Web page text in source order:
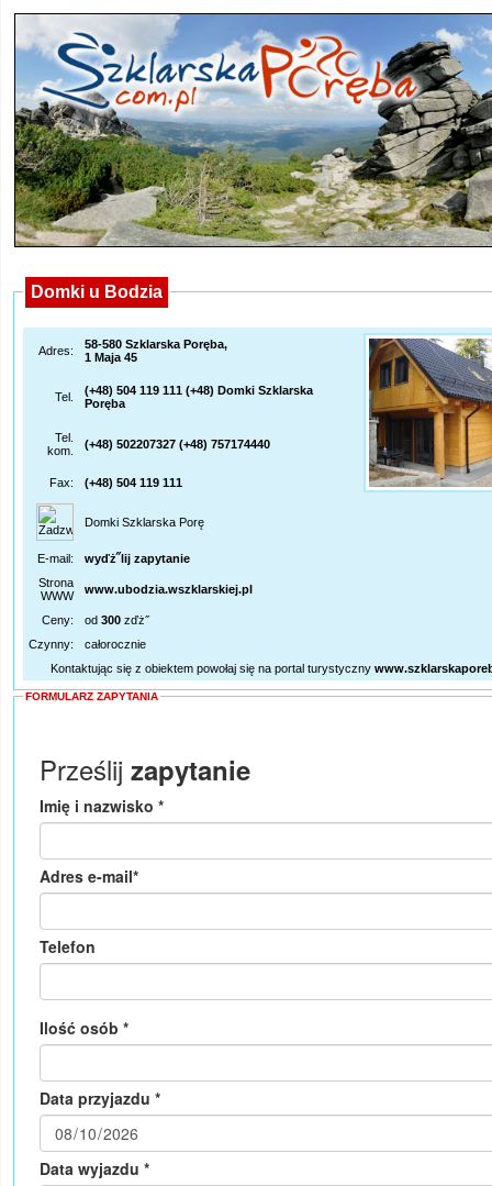
Domki u Bodzia
Adres:
58-580 Szklarska Poręba,
1 Maja 45
Tel.
(+48) 504 119 111 (+48) Domki Szklarska
Poręba
Tel.
kom.
(+48) 502207327 (+48) 757174440
Fax: (+48) 504 119 111
Domki Szklarska Porę
E-mail:
wyďż˝lij zapytanie
Strona
WWW
www.ubodzia.wszklarskiej.pl
Ceny: od 300 zďż˝
Czynny:
całorocznie
Kontaktując się z obiektem powołaj się na portal turystyczny
FORMULARZ ZAPYTANIA